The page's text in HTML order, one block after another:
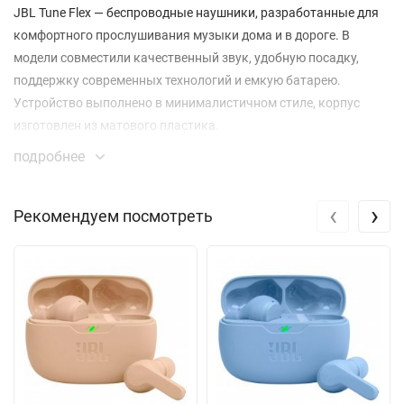
JBL Tune Flex — беспроводные наушники, разработанные для
комфортного прослушивания музыки дома и в дороге. В
модели совместили качественный звук, удобную посадку,
поддержку современных технологий и емкую батарею.
Устройство выполнено в минималистичном стиле, корпус
изготовлен из матового пластика.
Звук
звук с проработанными средними и высокими частотами.
эффективно подавляет посторонние шумы, анализируя
данные с двух внешних микрофонов. Четыре
разнонаправленных микрофона гарантируют высокое
качество голосовой связи. Также пользователь может
настроить громкость своего голоса благодаря поддержке
подробнее
Рекомендуем посмотреть ‹ ›